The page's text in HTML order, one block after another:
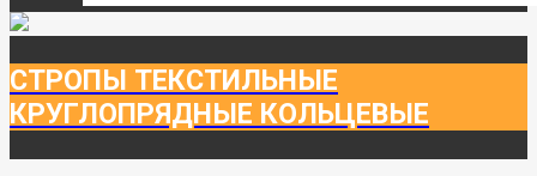
СТРОПЫ ТЕКСТИЛЬНЫЕ
КРУГЛОПРЯДНЫЕ КОЛЬЦЕВЫЕ